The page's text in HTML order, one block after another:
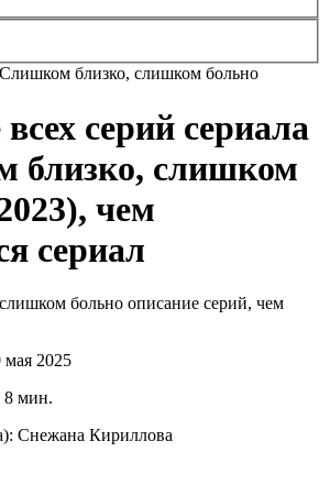
Слишком близко, слишком больно
серий сериала
близко, слишком
чем
сериал
мая 2025
8 мин.
Снежана Кириллова